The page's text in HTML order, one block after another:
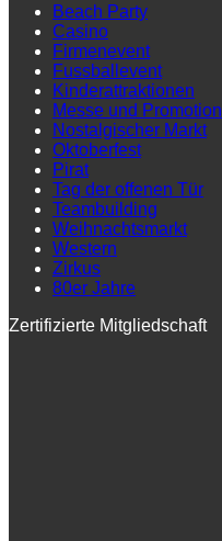
Beach Party
Casino
Firmenevent
Fussballevent
Kinderattraktionen
Messe und Promotion
Nostalgischer Markt
Oktoberfest
Pirat
Tag der offenen Tür
Teambuilding
Weihnachtsmarkt
Western
Zirkus
80er Jahre
Zertifizierte Mitgliedschaft